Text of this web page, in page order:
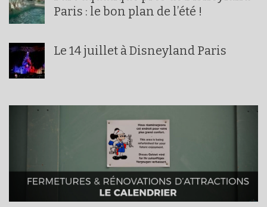
Paris : le bon plan de l’été !
Le 14 juillet à Disneyland Paris